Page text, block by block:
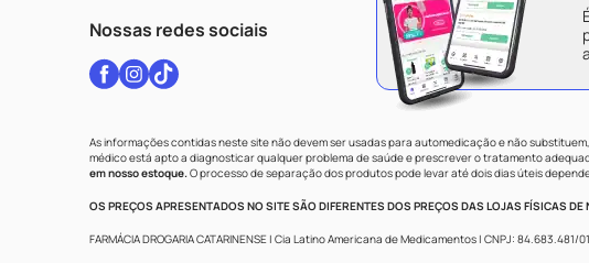
Nossas redes sociais
As informações contidas neste site não devem ser usadas para automedicação e não
médico está apto a diagnosticar qualquer problema de saúde e prescrever o tratamento
em nosso estoque.O processo de separação dos produtos pode levar até dois dias úteis
OS PREÇOS APRESENTADOS NO SITE SÃO DIFERENTES DOS PREÇOS DAS LOJAS FÍSICAS DE
FARMÁCIA DROGARIA CATARINENSE | Cia Latino Americana de Medicamentos | CNPJ: